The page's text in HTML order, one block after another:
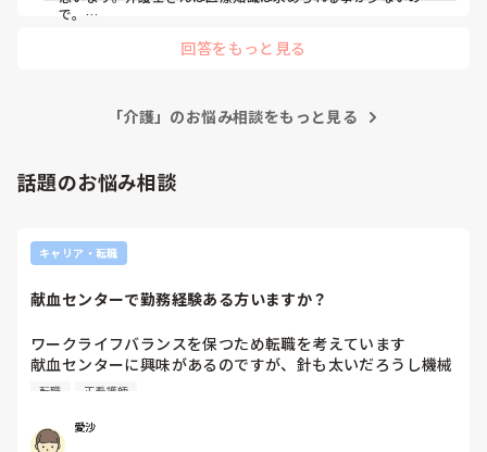
で。
説明してくれたらありがたいとは思いますが…
回答をもっと見る
「介護」のお悩み相談をもっと見る
話題のお悩み相談
キャリア・転職
献血センターで勤務経験ある方いますか？
ワークライフバランスを保つため転職を考えています
献血センターに興味があるのですが、針も太いだろうし機械
操作あるしイメージが湧きません
など教えていただきたいです！
転職 正看護師
愛沙